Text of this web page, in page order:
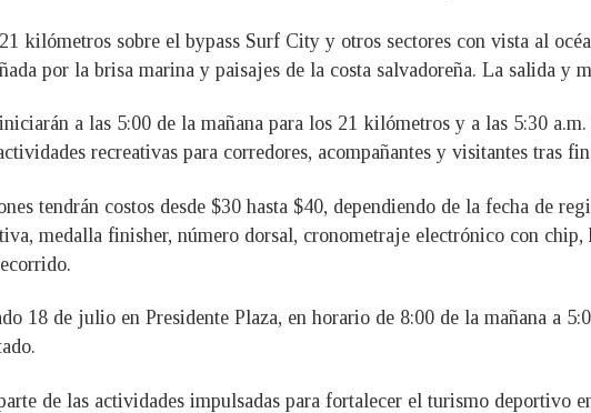
kilómetros sobre el bypass Surf City y otros sectores con vista al
por la brisa marina y paisajes de la costa salvadoreña. La salida y
a las 5:00 de la mañana para los 21 kilómetros y a las 5:30
recreativas para corredores, acompañantes y visitantes tras
tendrán costos desde $30 hasta $40, dependiendo de la fecha de
medalla finisher, número dorsal, cronometraje electrónico con chip,
18 de julio en Presidente Plaza, en horario de 8:00 de la mañana a
de las actividades impulsadas para fortalecer el turismo deportivo